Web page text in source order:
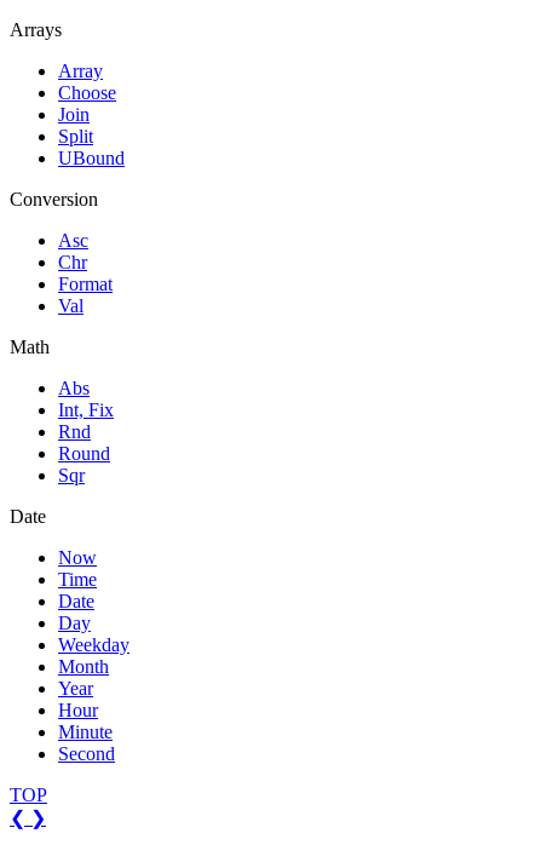
Arrays
Array
Choose
Join
Split
UBound
Conversion
Asc
Chr
Format
Val
Math
Abs
Int, Fix
Rnd
Round
Sqr
Date
Now
Time
Date
Day
Weekday
Month
Year
Hour
Minute
Second
TOP
❮ ❯